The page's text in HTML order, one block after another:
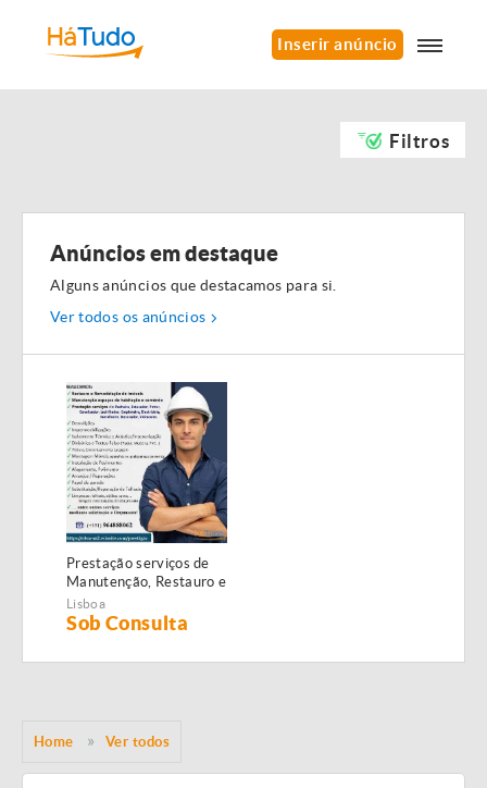
Inserir anúncio
Filtros
Anúncios em destaque
Alguns anúncios que destacamos para si.
Ver todos os anúncios
Prestação serviços de
Manutenção, Restauro e
Remodelação de
imóveis!
Lisboa
Sob Consulta
Home Ver todos